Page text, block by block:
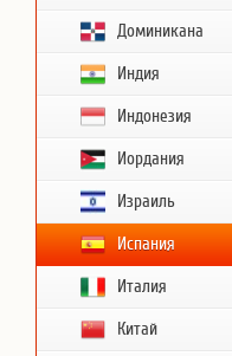
Доминикана
Индия
Индонезия
Иордания
Израиль
Испания
Италия
Китай